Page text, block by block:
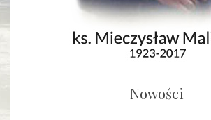
Nowości